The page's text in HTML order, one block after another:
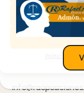
Política de
¡Te
+34